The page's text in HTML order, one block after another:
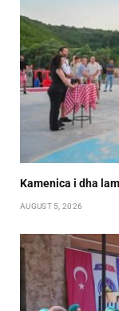
Kamenica i dha
AUGUST 5, 2026